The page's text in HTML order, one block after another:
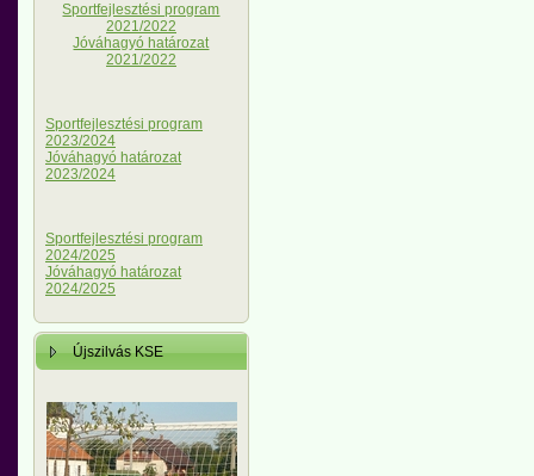
Sportfejlesztési program
2021/2022
Jóváhagyó határozat
2021/2022
Sportfejlesztési program
2023/2024
Jóváhagyó határozat
2023/2024
Sportfejlesztési program
2024/2025
Jóváhagyó határozat
2024/2025
Újszilvás KSE